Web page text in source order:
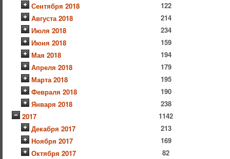
Сентября 2018
122
Августа 2018
214
Июля 2018
234
Июня 2018
159
Мая 2018
194
Апреля 2018
179
Марта 2018
195
Февраля 2018
190
Января 2018
238
2017
1142
Декабря 2017
213
Ноября 2017
169
Октября 2017
82